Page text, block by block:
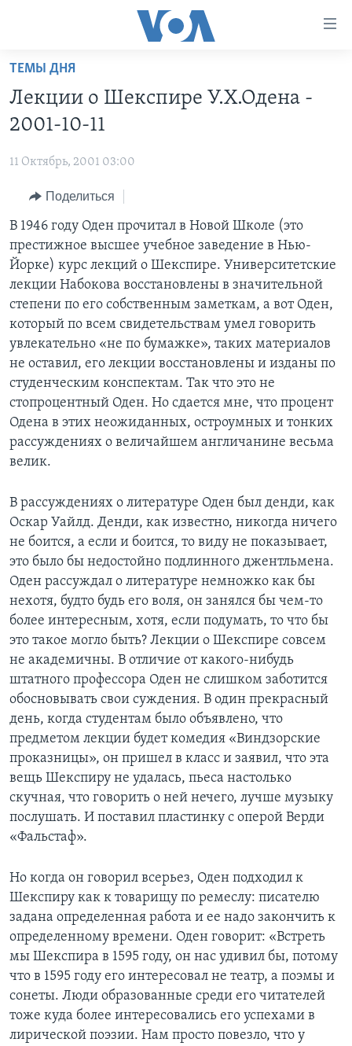
Перейти
основной
контент
навигации
Перейти
поиск
ПРОГРАММЫ
НОВОСТИ ЗА МИНУТУ
ИТОГИ
ПОЧЕМУ ЭТО ВАЖНО?
ДЕТАЛИ
НЬЮ-ЙОРК NEW YORK
АМЕРИКА. БОЛЬШОЕ ПУТЕШЕСТВИЕ
УЧИМ АНГЛИЙСКИЙ
НАША АМЕРИКАНСКАЯ ИСТОРИЯ
А КАК В АМЕРИКЕ?
АМЕРИКАНСКИЕ ГОРОДКИ
ТЕСТЫ
ЭКСПЕРТИЗА
ИНТЕРВЬЮ
ФАКТЫ ПРОТИВ ФЕЙКОВ
ЗА СВОБОДУ ПРЕССЫ
УЧИМ АНГЛИЙСКИЙ
ВИДЕО
ПОДПИСКА НА НОВОСТИ
Learning English
СОЦИАЛЬНЫЕ СЕТИ
Языки
ТЕМЫ ДНЯ
Лекции о Шекспире У.Х.Одена -
2001-10-11
11 Октябрь, 2001 03:00
Поделиться
В 1946 году Оден прочитал в Новой Школе (это
престижное высшее учебное заведение в Нью-
Йорке) курс лекций о Шекспире. Университетские
лекции Набокова восстановлены в значительной
степени по его собственным заметкам, а вот Оден,
который по всем свидетельствам умел говорить
увлекательно «не по бумажке», таких материалов
не оставил, его лекции восстановлены и изданы по
студенческим конспектам. Так что это не
стопроцентный Оден. Но сдается мне, что процент
Одена в этих неожиданных, остроумных и тонких
рассуждениях о величайшем англичанине весьма
велик.
В рассуждениях о литературе Оден был денди, как
Оскар Уайлд. Денди, как известно, никогда ничего
не боится, а если и боится, то виду не показывает,
это было бы недостойно подлинного джентльмена.
Оден рассуждал о литературе немножко как бы
нехотя, будто будь его воля, он занялся бы чем-то
более интересным, хотя, если подумать, то что бы
это такое могло быть? Лекции о Шекспире совсем
не академичны. В отличие от какого-нибудь
штатного профессора Оден не слишком заботится
обосновывать свои суждения. В один прекрасный
день, когда студентам было объявлено, что
предметом лекции будет комедия «Виндзорские
проказницы», он пришел в класс и заявил, что эта
вещь Шекспиру не удалась, пьеса настолько
скучная, что говорить о ней нечего, лучше музыку
послушать. И поставил пластинку с оперой Верди
«Фальстаф».
Но когда он говорил всерьез, Оден подходил к
Шекспиру как к товарищу по ремеслу: писателю
задана определенная работа и ее надо закончить к
определенному времени. Оден говорит: «Встреть
мы Шекспира в 1595 году, он нас удивил бы, потому
что в 1595 году его интересовал не театр, а поэмы и
сонеты. Люди образованные среди его читателей
тоже куда более интересовались его успехами в
лирической поэзии. Нам просто повезло, что у